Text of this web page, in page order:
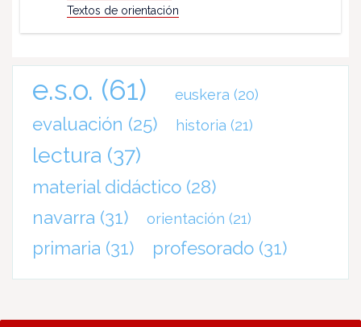
Textos de orientación
e.s.o. (61) euskera (20)
evaluación (25) historia (21)
lectura (37)
material didáctico (28)
navarra (31) orientación (21)
primaria (31) profesorado (31)